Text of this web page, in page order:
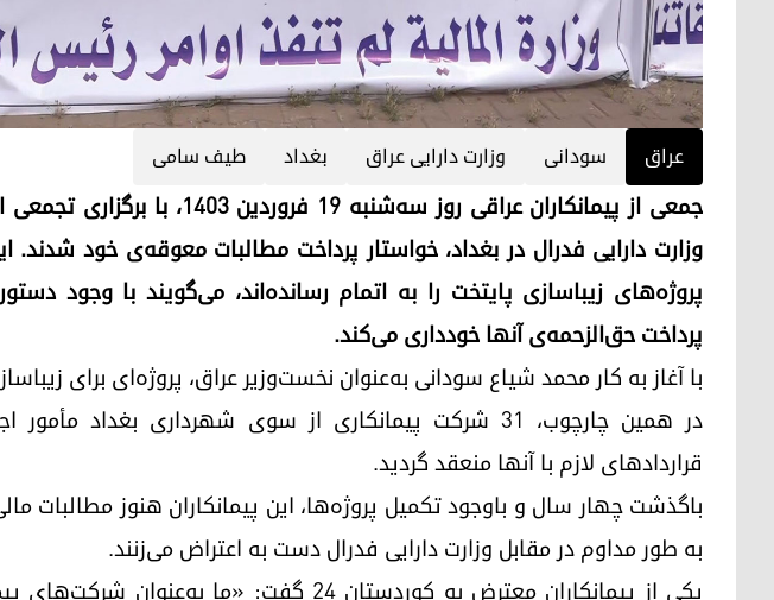
عراق سودانی وزارت دارایی عراق بغداد طیف سامی
جمعی از پیمانکاران عراقی روز سه‌شنبه
پروژه‌های زیباسازی پایتخت را به اتمام رسانده‌اند، می‌گویند با وجود
پرداخت حق‌الزحمه‌ی آنها خودداری می‌کند.
با آغاز به کار محمد شیاع سودانی به‌عنوان نخست‌وزیر عراق، پروژه‌ای برای
در همین چارچوب، ۳۱ شرکت پیمانکاری از سوی شهرداری بغداد
قراردادهای لازم با آنها منعقد گردید.
باگذشت چهار سال و باوجود تکمیل پروژه‌ها، این پیمانکاران هنوز مطالبات
به طور مداوم در مقابل وزارت دارایی فدرال دست به اعتراض می‌زنند.